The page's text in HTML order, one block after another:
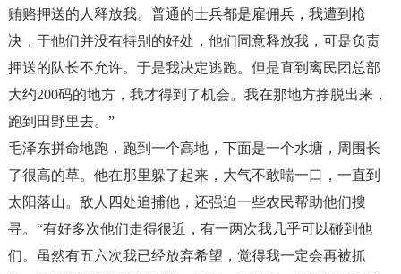
贿赂押送的人释放我。普通的士兵都是雇佣兵，我遭到枪
决，于他们并没有特别的好处，他们同意释放我，可是负责
押送的队长不允许。于是我决定逃跑。但是直到离民团总部
大约200码的地方，我才得到了机会。我在那地方挣脱出来，
跑到田野里去。 ”
毛泽东拼命地跑，跑到一个高地，下面是一个水塘，周围长
了很高的草。他在那里躲了起来，大气不敢喘一口，一直到
太阳落山。敌人四处追捕他，还强迫一些农民帮助他们搜
寻。 “有好多次他们走得很近，有一两次我几乎可以碰到他
们。虽然有五六次我已经放弃希望，觉得我一定会再被抓